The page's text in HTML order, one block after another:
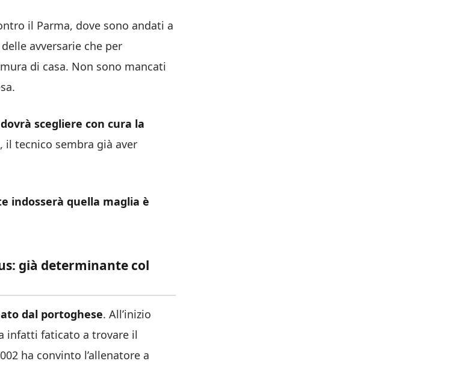
il Parma, dove sono andati a
avversarie che per
di casa. Non sono mancati
scegliere con cura la
il tecnico sembra già aver
indosserà quella maglia è
già determinante col
dal portoghese. All’inizio
infatti faticato a trovare il
ha convinto l’allenatore a